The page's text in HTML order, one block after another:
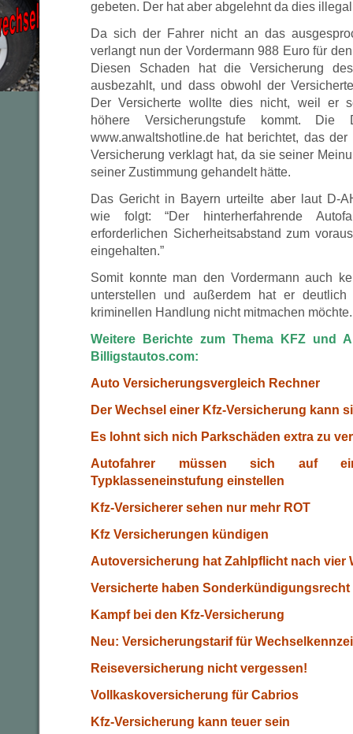
gebeten. Der hat aber abgelehnt da dies
Da sich der Fahrer nicht an das
verlangt nun der Vordermann 988 Euro für
Diesen Schaden hat die Versicherung
ausbezahlt, und dass obwohl der
Der Versicherte wollte dies nicht, weil er
höhere Versicherungstufe kommt. Die
www.anwaltshotline.de hat berichtet, das
Versicherung verklagt hat, da sie seiner
seiner Zustimmung gehandelt hätte.
Das Gericht in Bayern urteilte aber laut D-
wie folgt: “Der hinterherfahrende
erforderlichen Sicherheitsabstand zum
eingehalten.”
Somit konnte man den Vordermann auch
unterstellen und außerdem hat er
kriminellen Handlung nicht mitmachen möchte.
Weitere Berichte zum Thema KFZ und
Billigstautos.com:
Auto Versicherungsvergleich Rechner
Der Wechsel einer Kfz-Versicherung kann
Es lohnt sich nich Parkschäden extra zu
Autofahrer müssen sich auf
Typklasseneinstufung einstellen
Kfz-Versicherer sehen nur mehr ROT
Kfz Versicherungen kündigen
Autoversicherung hat Zahlpflicht nach vier
Versicherte haben Sonderkündigungsrecht
Kampf bei den Kfz-Versicherung
Neu: Versicherungstarif für
Reiseversicherung nicht vergessen!
Vollkaskoversicherung für Cabrios
Kfz-Versicherung kann teuer sein